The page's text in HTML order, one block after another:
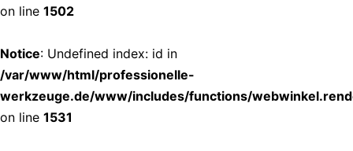
on line 1502
Notice: Undefined index: id in
/var/www/html/professionelle-
werkzeuge.de/www/includes/functions/
on line 1531